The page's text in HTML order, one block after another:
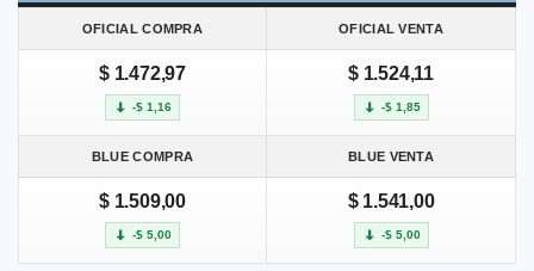
OFICIAL COMPRA OFICIAL VENTA
$ 1.472,97
-$ 1,16
$ 1.524,11
-$ 1,85
BLUE COMPRA BLUE VENTA
$ 1.509,00
-$ 5,00
$ 1.541,00
-$ 5,00